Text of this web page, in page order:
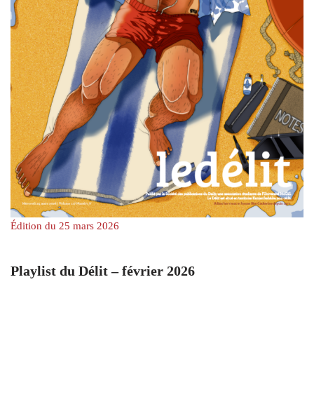
Édition du 25 mars 2026
Playlist du Délit – février 2026